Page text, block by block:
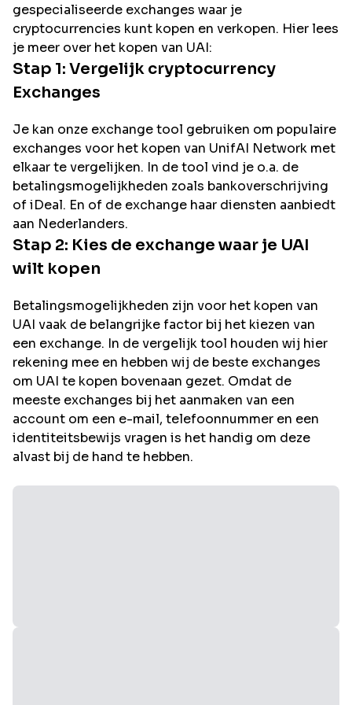
gespecialiseerde exchanges waar je
cryptocurrencies kunt kopen en verkopen. Hier lees
je meer over het kopen van UAI:
Stap 1: Vergelijk cryptocurrency
Exchanges
Je kan onze exchange tool gebruiken om populaire
exchanges voor het kopen van UnifAI Network met
elkaar te vergelijken. In de tool vind je o.a. de
betalingsmogelijkheden zoals bankoverschrijving
of iDeal. En of de exchange haar diensten aanbiedt
aan Nederlanders.
Stap 2: Kies de exchange waar je UAI
wilt kopen
Betalingsmogelijkheden zijn voor het kopen van
UAI vaak de belangrijke factor bij het kiezen van
een exchange. In de vergelijk tool houden wij hier
rekening mee en hebben wij de beste exchanges
om UAI te kopen bovenaan gezet. Omdat de
meeste exchanges bij het aanmaken van een
account om een e-mail, telefoonnummer en een
identiteitsbewijs vragen is het handig om deze
alvast bij de hand te hebben.